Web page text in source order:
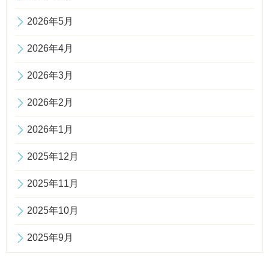
2026年5月
2026年4月
2026年3月
2026年2月
2026年1月
2025年12月
2025年11月
2025年10月
2025年9月